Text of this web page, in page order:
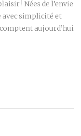
! Nées de l’envie
avec simplicité et
aujourd’hui